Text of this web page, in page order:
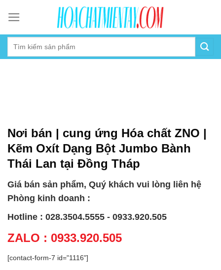
content
Nơi bán | cung ứng Hóa chất ZNO |
Kẽm Oxít Dạng Bột Jumbo Bành
Thái Lan tại Đồng Tháp
Giá bán sản phẩm, Quý khách vui lòng liên hệ
Phòng kinh doanh :
Hotline : 028.3504.5555 - 0933.920.505
ZALO : 0933.920.505
[contact-form-7 id="1116"]